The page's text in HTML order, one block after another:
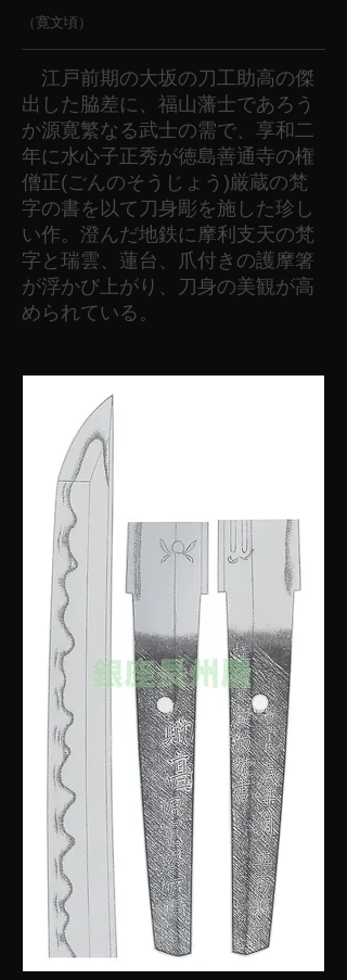
（寛文頃）
江戸前期の大坂の刀工助高の傑
出した脇差に、福山藩士であろう
か源寛繁なる武士の需で、享和二
年に水心子正秀が徳島善通寺の権
僧正(ごんのそうじょう)厳蔵の梵
字の書を以て刀身彫を施した珍し
い作。澄んだ地鉄に摩利支天の梵
字と瑞雲、蓮台、爪付きの護摩箸
が浮かび上がり、刀身の美観が高
められている。